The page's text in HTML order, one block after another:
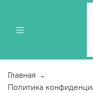
Главная
Политика